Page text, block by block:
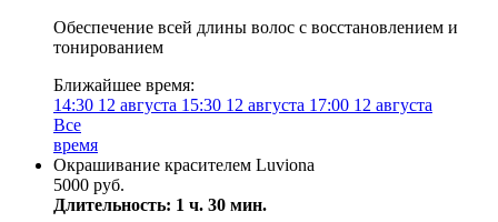
Обеспечение всей длины волос с восстановлением и
тонированием
Ближайшее время:
14:30 12 августа 15:30 12 августа 17:00 12 августа
Все
время
Окрашивание красителем Luviona
5000 руб.
Длительность: 1 ч. 30 мин.